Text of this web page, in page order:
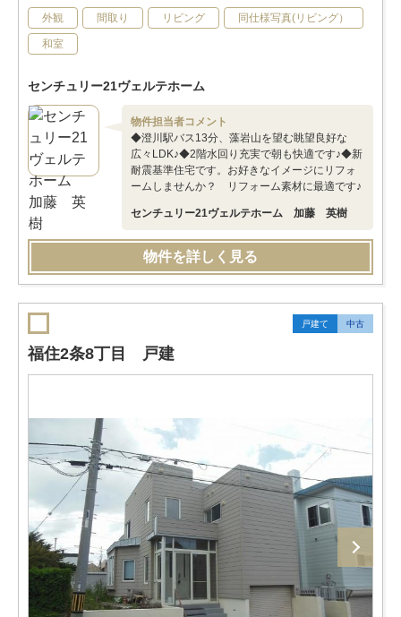
外観 間取り リビング 同仕様写真(リビング）
和室
センチュリー21ヴェルテホーム
物件担当者コメント
◆澄川駅バス13分、藻岩山を望む眺望良好な
広々LDK♪◆2階水回り充実で朝も快適です♪◆新
耐震基準住宅です。お好きなイメージにリフォ
ームしませんか？ リフォーム素材に最適です♪
センチュリー21ヴェルテホーム 加藤 英樹
物件を詳しく見る
戸建て 中古
福住2条8丁目 戸建